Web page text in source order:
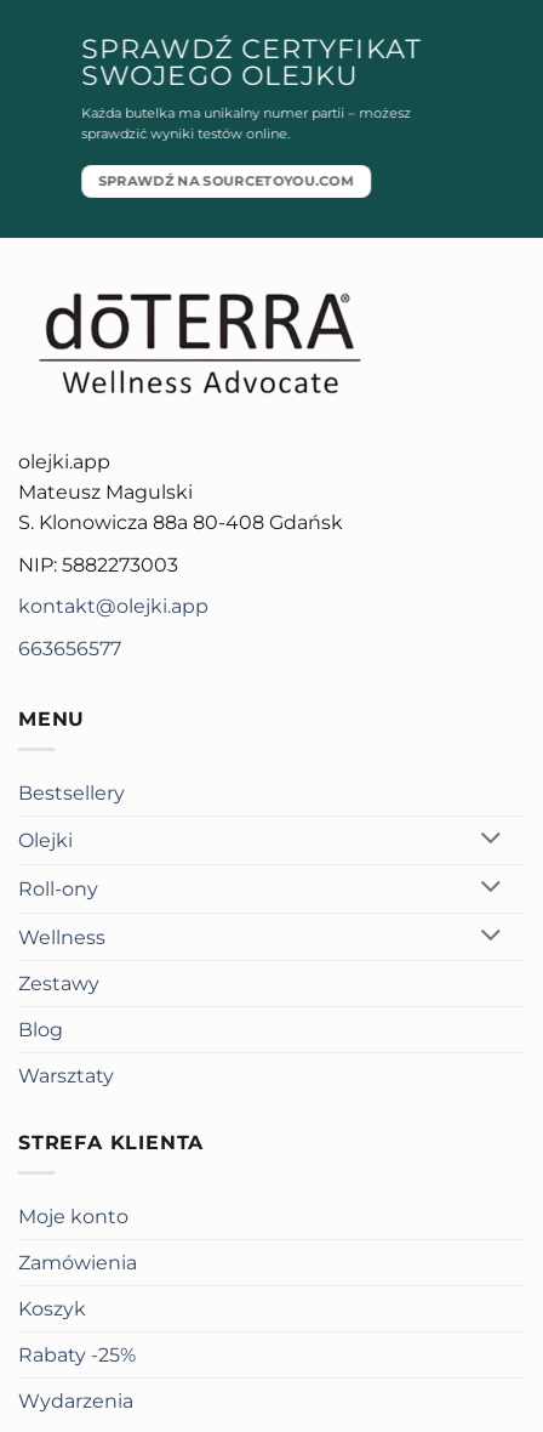
SPRAWDŹ CERTYFIKAT
SWOJEGO OLEJKU
Każda butelka ma unikalny numer partii – możesz
sprawdzić wyniki testów online.
SPRAWDŹ NA SOURCETOYOU.COM
olejki.app
Mateusz Magulski
S. Klonowicza 88a 80-408 Gdańsk
NIP: 5882273003
kontakt@olejki.app
663656577
MENU
Bestsellery
Olejki
Roll-ony
Wellness
Zestawy
Blog
Warsztaty
STREFA KLIENTA
Moje konto
Zamówienia
Koszyk
Rabaty -25%
Wydarzenia